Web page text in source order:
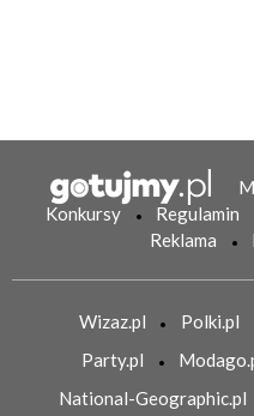
Konkursy
Regulamin
Reklama
Wizaz.pl Polki.pl
Party.pl
National-Geographic.pl